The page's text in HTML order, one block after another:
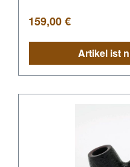
Regulärer Preis:
159,00 €
Artikel ist